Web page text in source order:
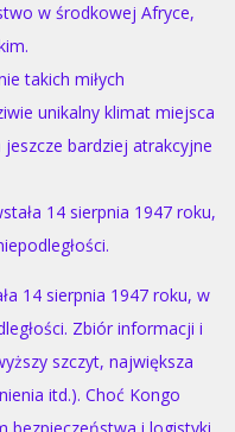
w środkowej Afryce,
takich miłych
unikalny klimat miejsca
bardziej atrakcyjne
14 sierpnia 1947 roku,
14 sierpnia 1947 roku, w
Zbiór informacji i
szczyt, największa
itd.). Choć Kongo